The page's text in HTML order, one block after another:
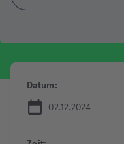
Datum:
02.12.2024